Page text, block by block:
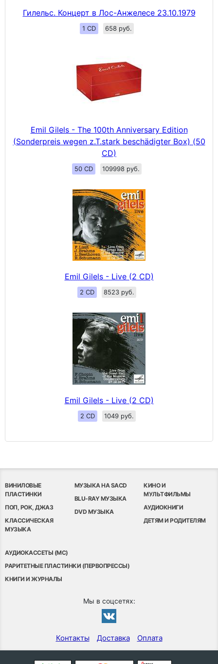
Гилельс. Концерт в Лос-Анжелесе 23.10.1979
1 CD 658 руб.
Emil Gilels - The 100th Anniversary Edition
(Sonderpreis wegen z.T.stark beschädigter Box) (50
CD)
50 CD 109998 руб.
Emil Gilels - Live (2 CD)
2 CD 8523 руб.
Emil Gilels - Live (2 CD)
2 CD 1049 руб.
ВИНИЛОВЫЕ
ПЛАСТИНКИ
ПОП, РОК, ДЖАЗ
КЛАССИЧЕСКАЯ
МУЗЫКА
МУЗЫКА НА SACD
BLU-RAY МУЗЫКА
DVD МУЗЫКА
КИНО И
МУЛЬТФИЛЬМЫ
АУДИОКНИГИ
ДЕТЯМ И РОДИТЕЛЯМ
АУДИОКАССЕТЫ (MC)
РАРИТЕТНЫЕ ПЛАСТИНКИ (ПЕРВОПРЕССЫ)
КНИГИ И ЖУРНАЛЫ
Мы в соцсетях:
Контакты Доставка Оплата